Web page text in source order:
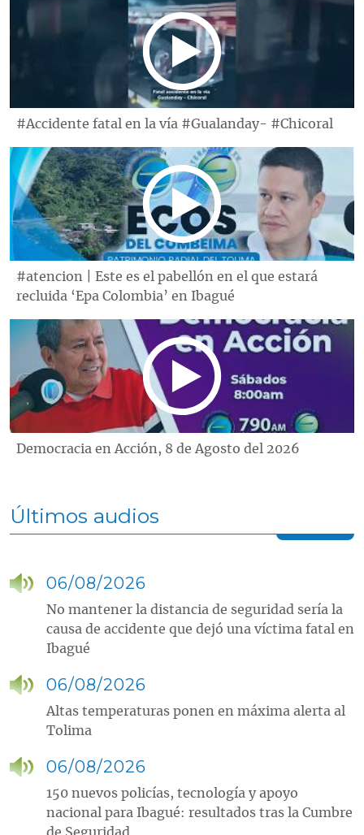
#Accidente fatal en la vía #Gualanday- #Chicoral
#atencion | Este es el pabellón en el que estará
recluida ‘Epa Colombia’ en Ibagué
Democracia en Acción, 8 de Agosto del 2026
Últimos audios
06/08/2026
No mantener la distancia de seguridad sería la
causa de accidente que dejó una víctima fatal en
Ibagué
06/08/2026
Altas temperaturas ponen en máxima alerta al
Tolima
06/08/2026
150 nuevos policías, tecnología y apoyo
nacional para Ibagué: resultados tras la Cumbre